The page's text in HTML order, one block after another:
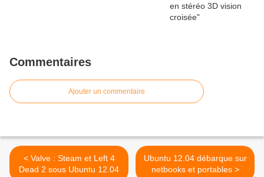
Commentaires
Ajouter un commentaire
< Valve : Steam et Left 4
Dead 2 sous Ubuntu 12.04
Ubuntu 12.04 débarque sur
netbooks et portables >